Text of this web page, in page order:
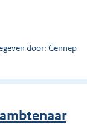
door: Gennep